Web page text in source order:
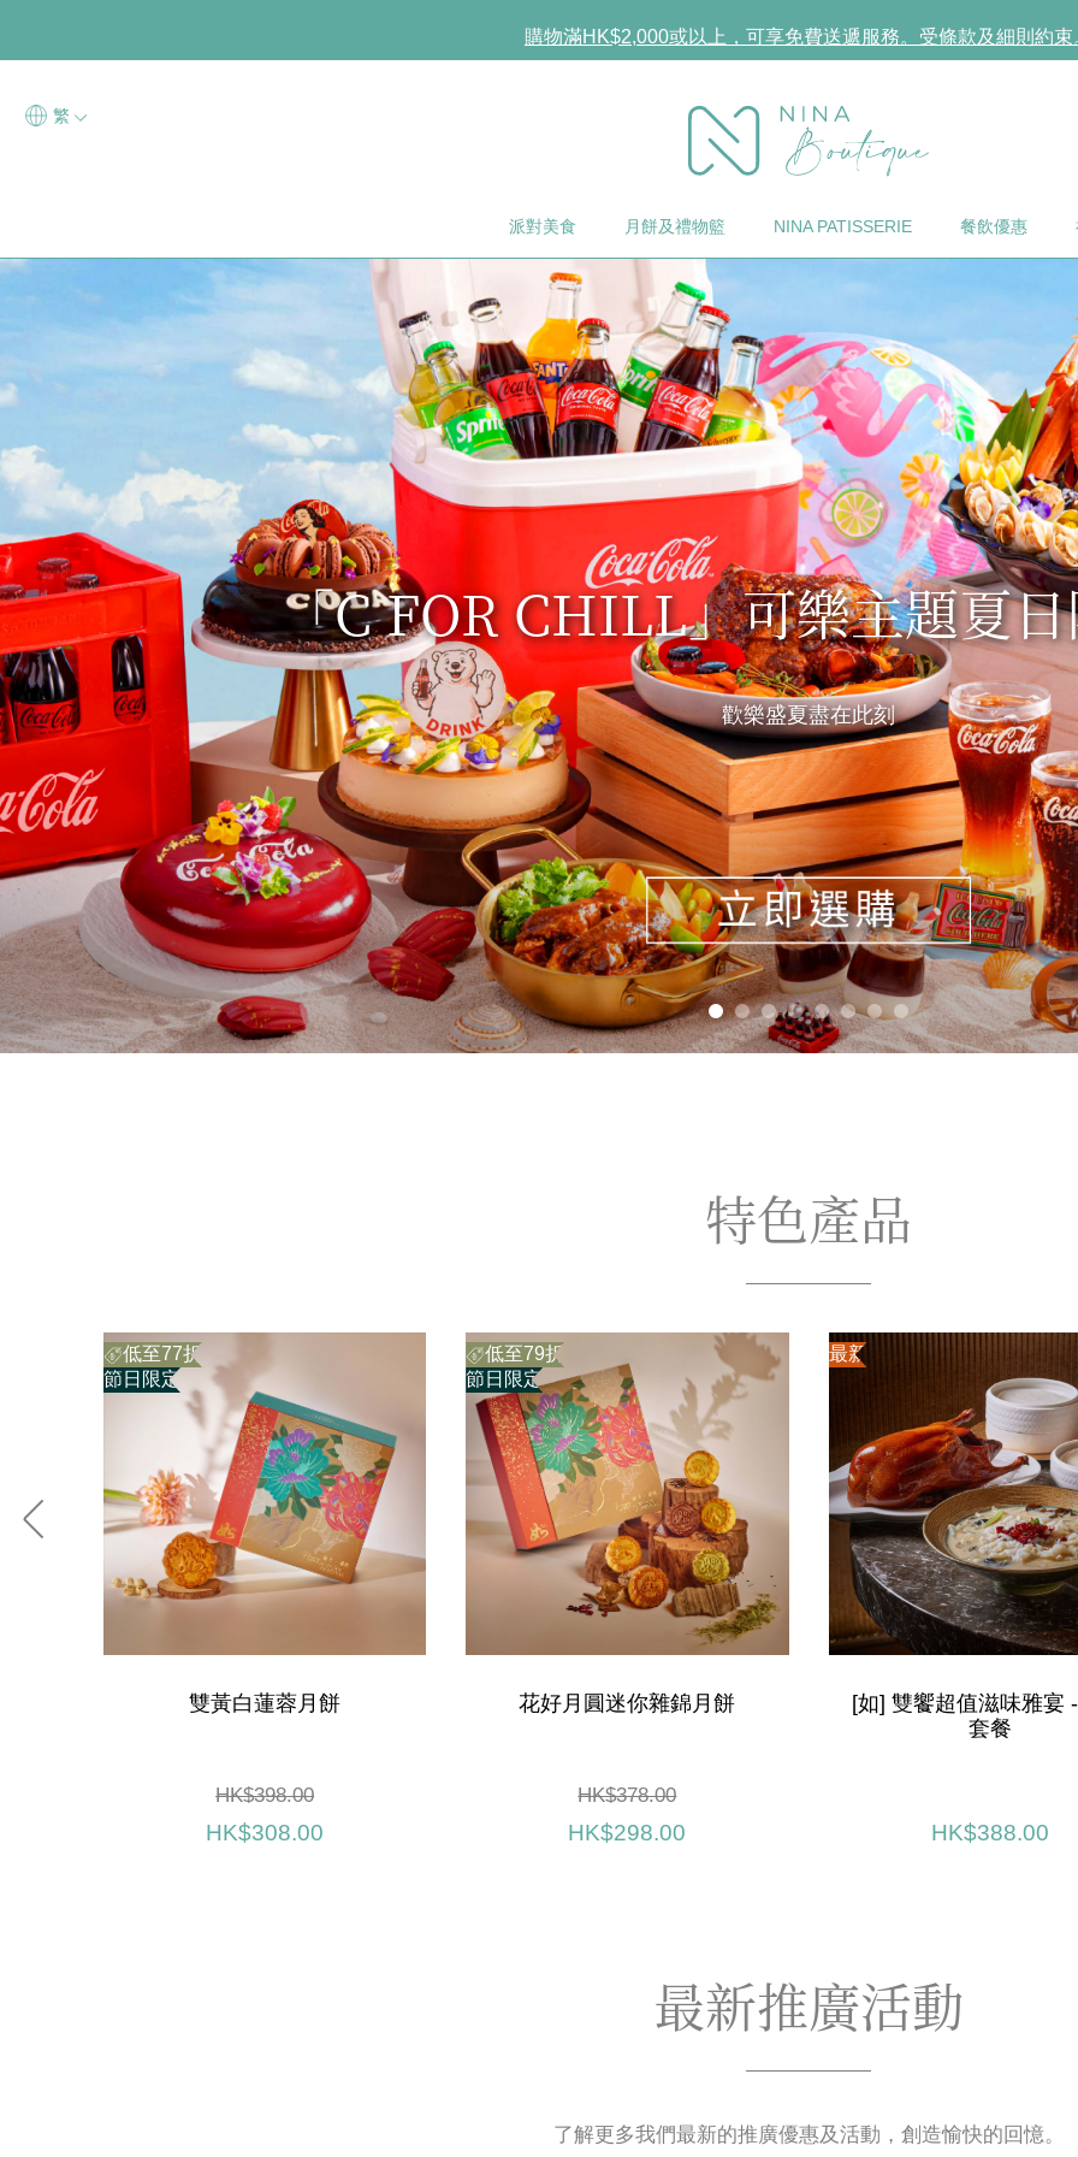
購物滿HK$2,000或以上，可享免費送遞服務。受條款及細則約束
立即登入或註冊成為CCG Hearts如心賞會員享受專屬購物折扣
購物滿HK$2,000或以上，可享免費送遞服務。受條款及細則約束
派對美食 月餅及禮物籃 NINA PATISSERIE 餐飲優惠
繁
「C FOR CHILL」可樂主題夏
歡樂盛夏盡在此刻
愉月．盈秋
於2026年8月31日之前訂購可享74折優惠，如心賞會員則可隨時尊
特色產品
低至77折
節日限定
雙黃白蓮蓉月餅
HK$398.00
HK$308.00
低至79折
節日限定
花好月圓迷你雜錦月餅
HK$378.00
HK$298.00
最新
[如] 雙饗超值滋味雅宴
套餐
HK$388.00
最新推廣活動
了解更多我們最新的推廣優惠及活動，創造愉快的回憶。